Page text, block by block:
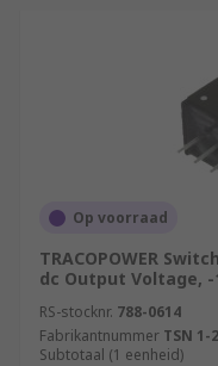
Op voorraad
TRACOPOWER
dc Output Voltage,
RS-stocknr. 788-0614
Fabrikantnummer TSN 1-
Subtotaal (1 eenheid)